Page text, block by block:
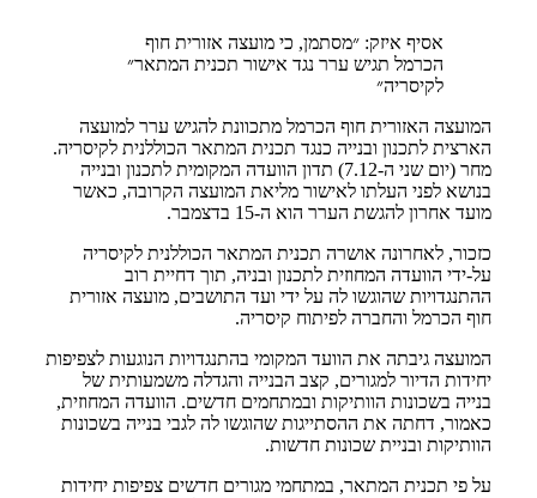
אסיף איזק: ״מסתמן, כי מועצה אזורית חוף
הכרמל תגיש ערר נגד אישור תכנית המתאר״
לקיסריה״
המועצה האזורית חוף הכרמל מתכוונת להגיש ערר למועצה
הארצית לתכנון ובנייה כנגד תכנית המתאר הכוללנית לקיסריה.
מחר (יום שני ה-7.12) תדון הוועדה המקומית לתכנון ובנייה
בנושא לפני העלתו לאישור מליאת המועצה הקרובה, כאשר
מועד אחרון להגשת הערר הוא ה-15 בדצמבר.
כזכור, לאחרונה אושרה תכנית המתאר הכוללנית לקיסריה
על-ידי הוועדה המחוזית לתכנון ובניה, תוך דחיית רוב
ההתנגדויות שהוגשו לה על ידי ועד התושבים, מועצה אזורית
חוף הכרמל והחברה לפיתוח קיסריה.
המועצה גיבתה את הוועד המקומי בהתנגדויות הנוגעות לצפיפות
יחידות הדיור למגורים, קצב הבנייה והגדלה משמעותית של
בנייה בשכונות הוותיקות ובמתחמים חדשים. הוועדה המחוזית,
כאמור, דחתה את ההסתייגות שהוגשו לה לגבי בנייה בשכונות
הוותיקות ובניית שכונות חדשות.
על פי תכנית המתאר, במתחמי מגורים חדשים צפיפות יחידות